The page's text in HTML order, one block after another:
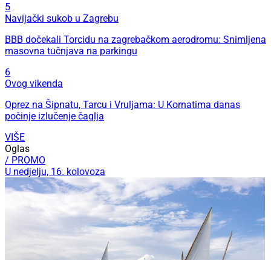
5
Navijački sukob u Zagrebu
BBB dočekali Torcidu na zagrebačkom aerodromu: Snimljena
masovna tučnjava na parkingu
6
Ovog vikenda
Oprez na Šipnatu, Tarcu i Vruljama: U Kornatima danas
počinje izlučenje čaglja
VIŠE
Oglas
/ PROMO
U nedjelju, 16. kolovoza